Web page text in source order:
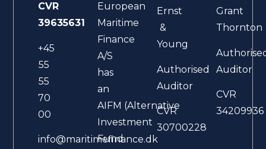
CVR
39635631
+45
55
55
70
00
info@maritimefinance.dk
European
Maritime
Finance
A/S
has
an
AIFM (Alternative
Investment
Fund
Ernst
&
Young
Authorised
Auditor
CVR
30700228
Grant
Thornton
Auditor
CVR
34209936